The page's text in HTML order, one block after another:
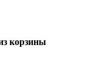
корзины